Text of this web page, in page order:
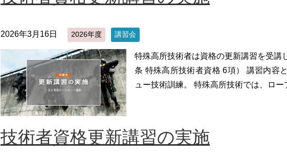
2026年3月16日 2026年度 講習会
特殊高所技術者は資格の更新講習を受講
条 特殊高所技術者資格 6項） 講習内容
ュー技術訓練。 特殊高所技術では、ロ
技術者資格更新講習の実施